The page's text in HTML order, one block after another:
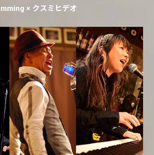
× クスミヒデオ